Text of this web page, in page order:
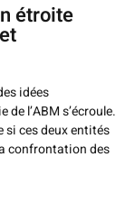
étroite
idées
l’ABM s’écroule.
si ces deux entités
confrontation des